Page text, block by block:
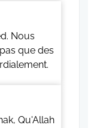
Nous
que des
Qu'Allah